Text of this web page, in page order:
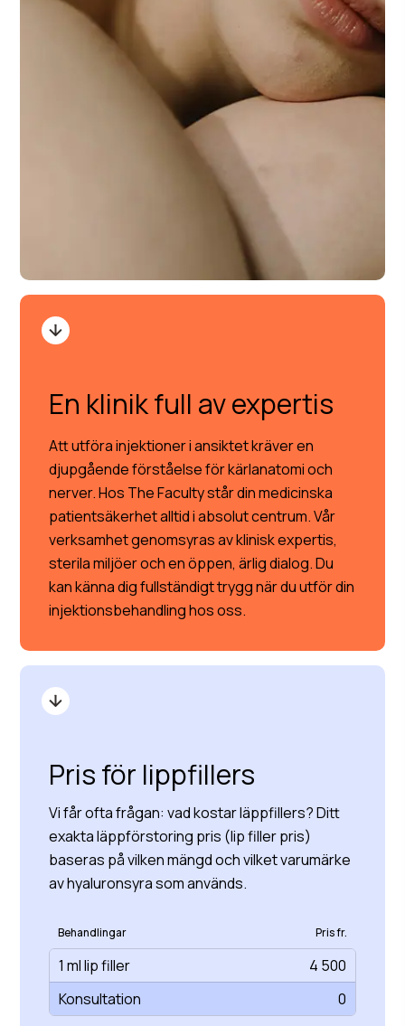
En klinik full av expertis
Att utföra injektioner i ansiktet kräver en
djupgående förståelse för kärlanatomi och
nerver. Hos The Faculty står din medicinska
patientsäkerhet alltid i absolut centrum. Vår
verksamhet genomsyras av klinisk expertis,
sterila miljöer och en öppen, ärlig dialog. Du
kan känna dig fullständigt trygg när du utför din
injektionsbehandling hos oss.
Pris för lippfillers
Vi får ofta frågan: vad kostar läppfillers? Ditt
exakta läppförstoring pris (lip filler pris)
baseras på vilken mängd och vilket varumärke
av hyaluronsyra som används.
Behandlingar Pris fr.
1 ml lip filler
4 500
Konsultation
0